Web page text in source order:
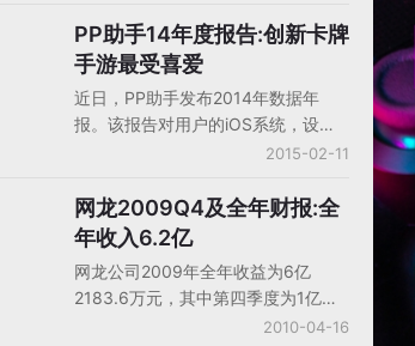
PP助手14年度报告:创新卡牌
手游最受喜爱
近日，PP助手发布2014年数据年
报。该报告对用户的iOS系统，设备
使用率，游戏类型表现，用户喜好以
单方面，《刀塔传奇》不出意料登顶
下载榜及畅销榜双榜第一。从网游下
载榜Top.100中我们可以看到，虽然
70-150M的包体游戏占比达60%，但
像《全民奇迹》这类200M+的依旧能
取得成功，也显示只要游戏自身品质
2015-02-11
网龙2009Q4及全年财报:全
年收入6.2亿
网龙公司2009年全年收益为6亿
2183.6万元，其中第四季度为1亿
3419万元。网龙全年毛利润为人民币
2010-04-16